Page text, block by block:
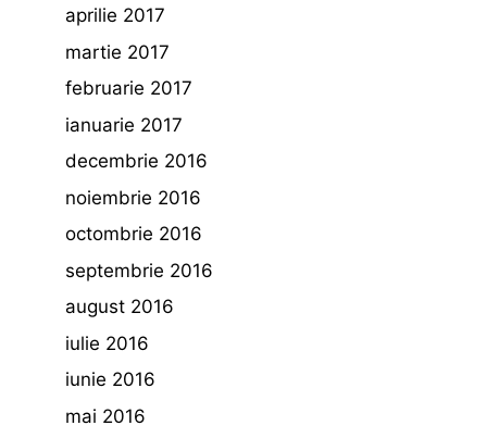
aprilie 2017
martie 2017
februarie 2017
ianuarie 2017
decembrie 2016
noiembrie 2016
octombrie 2016
septembrie 2016
august 2016
iulie 2016
iunie 2016
mai 2016